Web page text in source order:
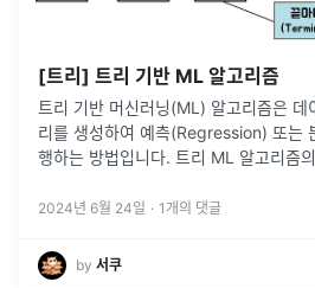
[트리] 트리 기반 ML 알고리즘
트리 기반 머신러닝(ML) 알고리즘은 데
리를 생성하여 예측(Regression) 또는
행하는 방법입니다. 트리 ML 알고리즘
2024년 6월 24일 · 1 개의 댓글
by 서쿠